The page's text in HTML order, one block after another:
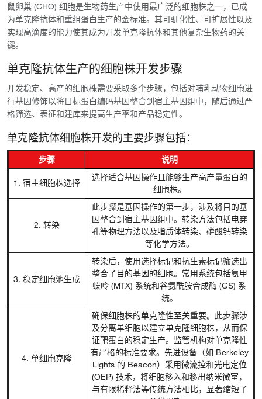
鼠卵巢 (CHO) 细胞是生物药生产中使用最广泛的细胞株之一，已成
为单克隆抗体和重组蛋白生产的金标准。其可驯化性、可扩展性以及
实现高滴度的能力使其成为开发单克隆抗体和其他复杂生物药的关
键。
单克隆抗体生产的细胞株开发步骤
开发稳定、高产的细胞株需要采取多个步骤，包括对哺乳动物细胞进
行基因修饰以将目标蛋白编码基因整合到宿主基因组中，随后通过严
格筛选、表征和建库来提高生产率和产品稳定性。
单克隆抗体细胞株开发的主要步骤包括：
步骤 说明
1. 宿主细胞株选择
选择适合基因操作且能够生产高产量蛋白的
细胞株。
2. 转染
此步骤是基因操作的第一步，涉及将目的基
因整合到宿主基因组中。转染方法包括电穿
孔等物理方法以及脂质体转染、磷酸钙转染
等化学方法。
3. 稳定细胞池生成
转染后，使用选择标记和抗生素标记筛选出
整合了目的基因的细胞。常用系统包括氨甲
蝶呤 (MTX) 系统和谷氨酰胺合成酶 (GS) 系
统。
4. 单细胞克隆
确保细胞株的单克隆性至关重要。此步骤涉
及分离单细胞以建立单克隆细胞株，从而保
证靶蛋白的稳定生产。监管机构对单克隆性
有严格的标准要求。先进设备（如 Berkeley
Lights 的 Beacon）采用微流控和光电定位
(OEP) 技术，将细胞移入和移出纳米微室，
与有限稀释法等传统方法相比，显著缩短了